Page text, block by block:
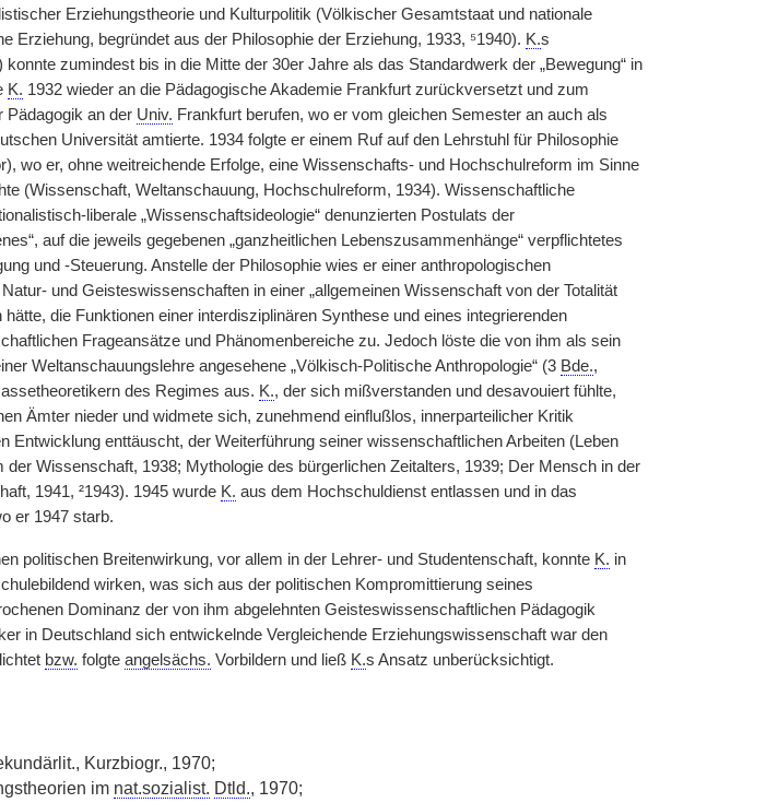
Erziehungstheorie und Kulturpolitik (Völkischer Gesamtstaat und nationale
Erziehung, begründet aus der Philosophie der Erziehung, 1933, ⁵1940). K.s
konnte zumindest bis in die Mitte der 30er Jahre als das Standardwerk der „Bewegung“ in
K. 1932 wieder an die Pädagogische Akademie Frankfurt zurückversetzt und zum
Pädagogik an der Univ. Frankfurt berufen, wo er vom gleichen Semester an auch als
Universität amtierte. 1934 folgte er einem Ruf auf den Lehrstuhl für Philosophie
wo er, ohne weitreichende Erfolge, eine Wissenschafts- und Hochschulreform im Sinne
(Wissenschaft, Weltanschauung, Hochschulreform, 1934). Wissenschaftliche
liberale „Wissenschaftsideologie“ denunzierten Postulats der
auf die jeweils gegebenen „ganzheitlichen Lebenszusammenhänge“ verpflichtetes
und -Steuerung. Anstelle der Philosophie wies er einer anthropologischen
und Geisteswissenschaften in einer „allgemeinen Wissenschaft von der Totalität
die Funktionen einer interdisziplinären Synthese und eines integrierenden
Frageansätze und Phänomenbereiche zu. Jedoch löste die von ihm als sein
Weltanschauungslehre angesehene „Völkisch-Politische Anthropologie“ (3 Bde.,
des Regimes aus. K., der sich mißverstanden und desavouiert fühlte,
Ämter nieder und widmete sich, zunehmend einflußlos, innerparteilicher Kritik
Entwicklung enttäuscht, der Weiterführung seiner wissenschaftlichen Arbeiten (Leben
Wissenschaft, 1938; Mythologie des bürgerlichen Zeitalters, 1939; Der Mensch in der
1941, ²1943). 1945 wurde K. aus dem Hochschuldienst entlassen und in das
er 1947 starb.
politischen Breitenwirkung, vor allem in der Lehrer- und Studentenschaft, konnte K. in
wirken, was sich aus der politischen Kompromittierung seines
Dominanz der von ihm abgelehnten Geisteswissenschaftlichen Pädagogik
in Deutschland sich entwickelnde Vergleichende Erziehungswissenschaft war den
bzw. folgte angelsächs. Vorbildern und ließ K.s Ansatz unberücksichtigt.
Kurzbiogr., 1970;
im nat.sozialist. Dtld., 1970;